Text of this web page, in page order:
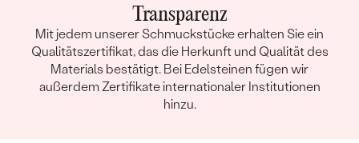
Transparenz
Mit jedem unserer Schmuckstücke erhalten Sie ein
Qualitätszertifikat, das die Herkunft und Qualität des
Materials bestätigt. Bei Edelsteinen fügen wir
außerdem Zertifikate internationaler Institutionen
hinzu.